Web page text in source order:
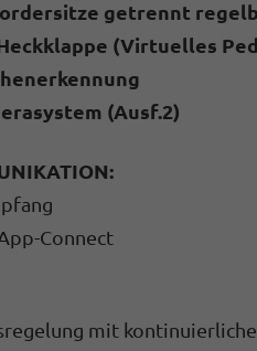
getrennt
(Virtuelles
(Ausf.2)
Connect
mit